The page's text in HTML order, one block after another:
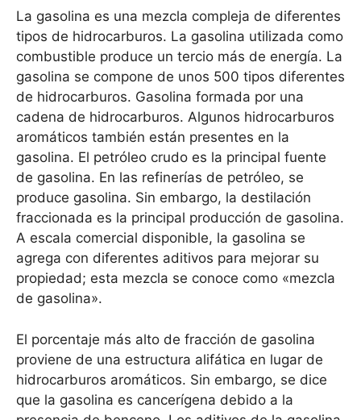
La gasolina es una mezcla compleja de diferentes
tipos de hidrocarburos. La gasolina utilizada como
combustible produce un tercio más de energía. La
gasolina se compone de unos 500 tipos diferentes
de hidrocarburos. Gasolina formada por una
cadena de hidrocarburos. Algunos hidrocarburos
aromáticos también están presentes en la
gasolina. El petróleo crudo es la principal fuente
de gasolina. En las refinerías de petróleo, se
produce gasolina. Sin embargo, la destilación
fraccionada es la principal producción de gasolina.
A escala comercial disponible, la gasolina se
agrega con diferentes aditivos para mejorar su
propiedad; esta mezcla se conoce como «mezcla
de gasolina».
El porcentaje más alto de fracción de gasolina
proviene de una estructura alifática en lugar de
hidrocarburos aromáticos. Sin embargo, se dice
que la gasolina es cancerígena debido a la